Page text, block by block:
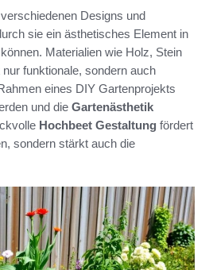
Designs und
sie ein ästhetisches Element in
Materialien wie Holz, Stein
funktionale, sondern auch
eines DIY Gartenprojekts
und die Gartenästhetik
Hochbeet Gestaltung fördert
sondern stärkt auch die